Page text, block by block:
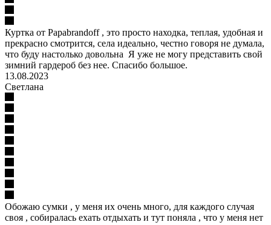
Куртка от Papabrandoff , это просто находка, теплая, удобная и
прекрасно смотрится, села идеально, честно говоря не думала,
что буду настолько довольна Я уже не могу представить свой
зимний гардероб без нее. Спасибо большое.
13.08.2023
Светлана
Обожаю сумки , у меня их очень много, для каждого случая
своя , собиралась ехать отдыхать и тут поняла , что у меня нет